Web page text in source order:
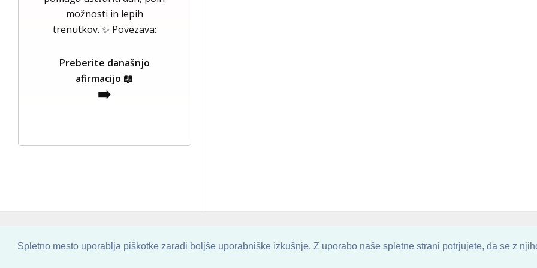
Spletno mesto uporablja piškotke zaradi boljše uporabniške izkušnje. Z uporabo naše spletne strani potrjujete, da se z
možnosti in lepih
trenutkov. ✨ Povezava:
Preberite današnjo
afirmacijo 📖
➡️
COPYRIGHT © 2013 - 2026 BYSKINBASE. ALL ARTWORK ARE UPLOADED AND COPYRIGHTED TO ITS AUTHOR.